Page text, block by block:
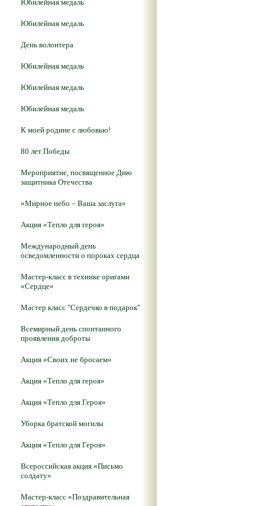
Юбилейная медаль
Юбилейная медаль
День волонтера
Юбилейная медаль
Юбилейная медаль
Юбилейная медаль
К моей родине с любовью!
80 лет Победы
Мероприятие, посвященное Дню
защитника Отечества
«Мирное небо – Ваша заслуга»
Акция «Тепло для героя»
Международный день
осведомленности о пороках сердца
Мастер-класс в технике оригами
«Сердце»
Мастер класс "Сердечко в подарок"
Всемирный день спонтанного
проявления доброты
Акция «Своих не бросаем»
Акция «Тепло для героя»
Акция «Тепло для Героя»
Уборка братской могилы
Акция «Тепло для Героя»
Всероссийская акция «Письмо
солдату»
Мастер-класс «Поздравительная